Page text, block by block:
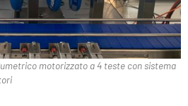
motorizzato a 4 teste con sistema